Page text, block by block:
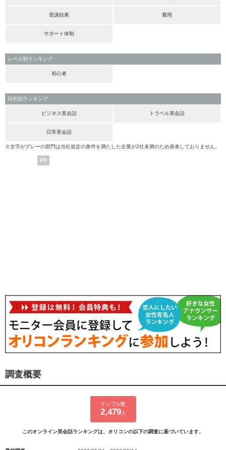
受講効果 費用
サポート体制
レベル別ランキング
初心者
目的別ランキング
ビジネス英会話 トラベル英会話
日常英会話
※文字がグレーの部門は当社規定の条件を満たした企業が2社未満のため発表しておりません。
PR
調査概要
サンプル数
2,479人
このオンライン英会話ランキングは、オリコンの以下の調査に基づいています。